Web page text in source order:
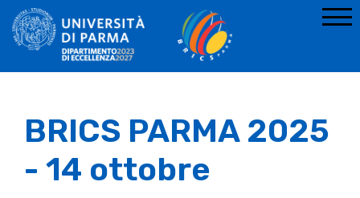
BRICS PARMA 2025
- 14 ottobre